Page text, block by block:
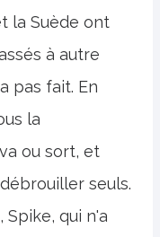
la Suède ont
à autre
pas fait. En
la
ou sort, et
seuls.
qui n'a